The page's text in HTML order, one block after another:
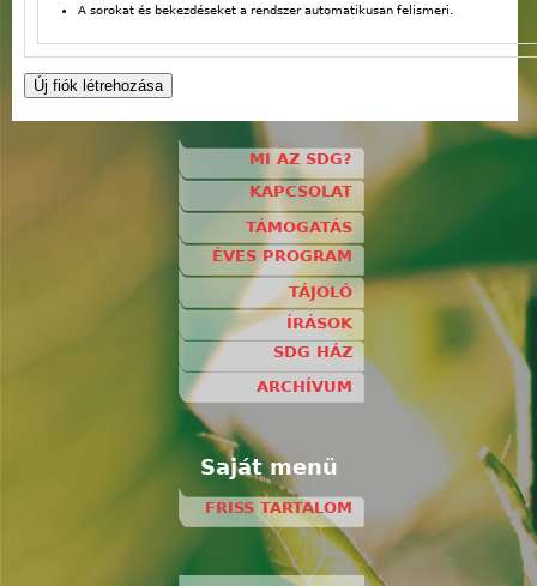
A sorokat és bekezdéseket a rendszer automatikusan felismeri.
MI AZ SDG?
KAPCSOLAT
TÁMOGATÁS
ÉVES PROGRAM
TÁJOLÓ
ÍRÁSOK
SDG HÁZ
ARCHÍVUM
Saját menü
FRISS TARTALOM